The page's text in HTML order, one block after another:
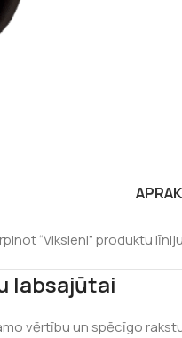
“Viksieni” produktu
labsajūtai
vērtību un spēcīgo